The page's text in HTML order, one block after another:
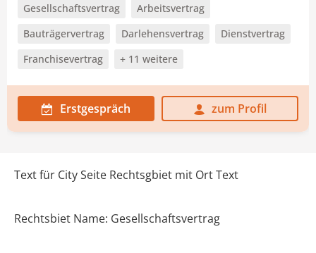
Gesellschaftsvertrag
Arbeitsvertrag
Bauträgervertrag
Darlehensvertrag
Dienstvertrag
Franchisevertrag
+ 11 weitere
Erstgespräch zum Profil
Text für City Seite Rechtsgbiet mit Ort Text
Rechtsbiet Name: Gesellschaftsvertrag